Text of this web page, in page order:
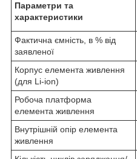
Параметри та
характеристики
Фактична ємність, в % від
заявленої
Корпус елемента живлення
(для Li-ion)
Робоча платформа
елемента живлення
Внутрішній опір елемента
живлення